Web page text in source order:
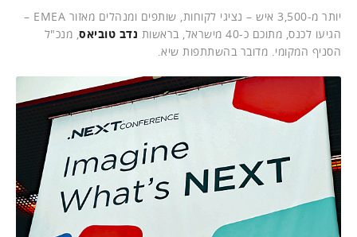
יותר מ-3,500 איש – נציגי לקוחות, שותפים ומנהלים מאזור EMEA –
הגיעו לכנס, מתוכם כ-40 מישראל, בראשות
נדב טוביאס, מנכ"ל
הסניף המקומי. מדובר בהשתתפות שיא.